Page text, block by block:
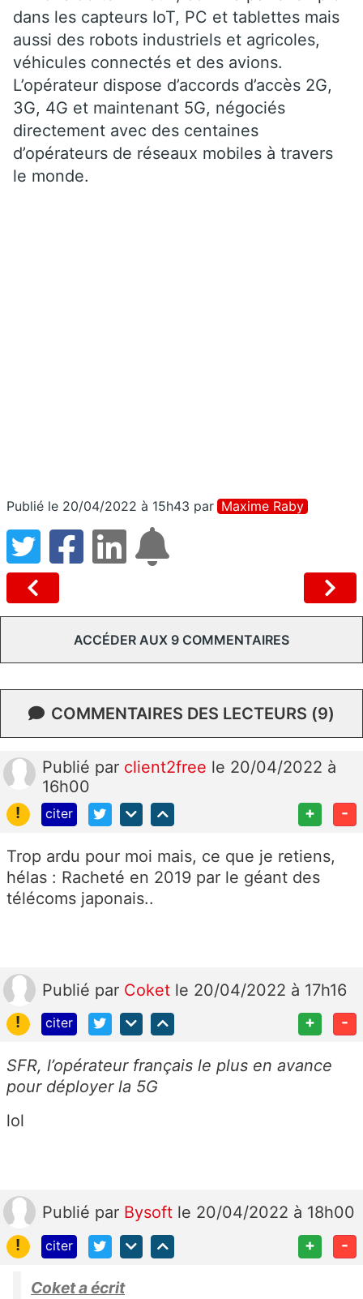
dans les capteurs IoT, PC et tablettes mais
aussi des robots industriels et agricoles,
véhicules connectés et des avions.
L’opérateur dispose d’accords d’accès 2G,
3G, 4G et maintenant 5G, négociés
directement avec des centaines
d’opérateurs de réseaux mobiles à travers
le monde.
Publié le 20/04/2022 à 15h43 par Maxime Raby
ACCÉDER AUX 9 COMMENTAIRES
COMMENTAIRES DES LECTEURS (9)
Publié par client2free le 20/04/2022 à
16h00
!
citer + -
Trop ardu pour moi mais, ce que je retiens,
hélas : Racheté en 2019 par le géant des
télécoms japonais..
Publié par Coket le 20/04/2022 à 17h16
!
citer + -
SFR, l’opérateur français le plus en avance
pour déployer la 5G
lol
Publié par Bysoft le 20/04/2022 à 18h00
!
citer + -
Coket a écrit